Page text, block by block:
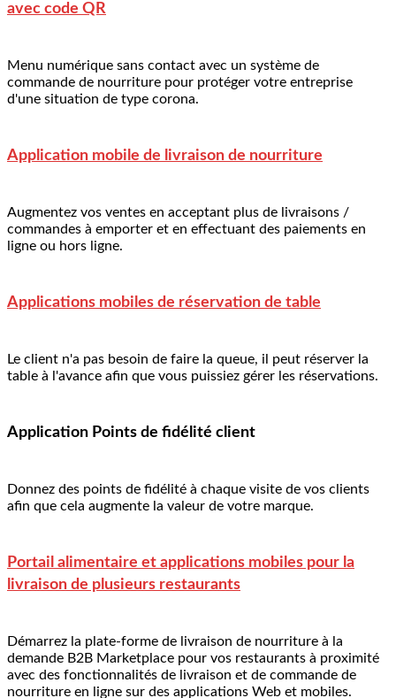
avec code QR
Menu numérique sans contact avec un système de
commande de nourriture pour protéger votre entreprise
d'une situation de type corona.
Application mobile de livraison de nourriture
Augmentez vos ventes en acceptant plus de livraisons /
commandes à emporter et en effectuant des paiements en
ligne ou hors ligne.
Applications mobiles de réservation de table
Le client n'a pas besoin de faire la queue, il peut réserver la
table à l'avance afin que vous puissiez gérer les réservations.
Application Points de fidélité client
Donnez des points de fidélité à chaque visite de vos clients
afin que cela augmente la valeur de votre marque.
Portail alimentaire et applications mobiles pour la
livraison de plusieurs restaurants
Démarrez la plate-forme de livraison de nourriture à la
demande B2B Marketplace pour vos restaurants à proximité
avec des fonctionnalités de livraison et de commande de
nourriture en ligne sur des applications Web et mobiles.